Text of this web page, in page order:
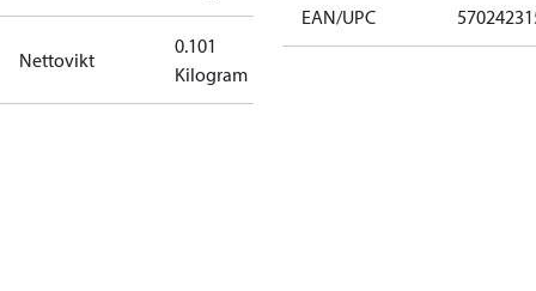
Nettovikt
0.101
Kilogram
EAN/UPC